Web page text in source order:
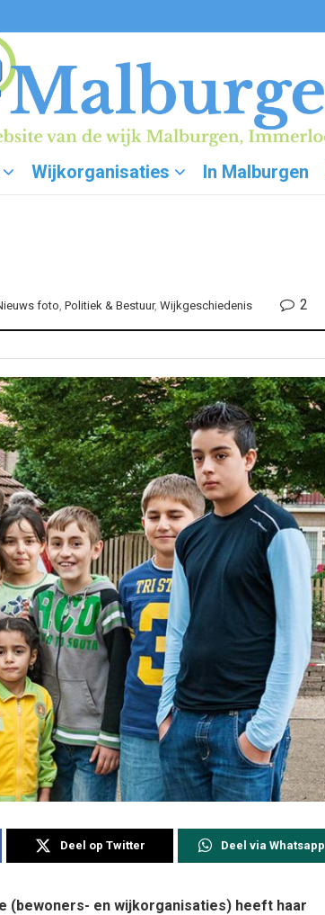
Wijkorganisaties In Malburgen
foto, Politiek & Bestuur, Wijkgeschiedenis 2
Deel op Twitter Deel via Whatsapp
(bewoners- en wijkorganisaties) heeft haar